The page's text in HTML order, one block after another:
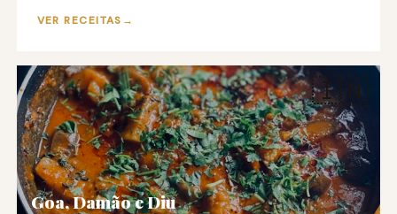
VER RECEITAS
🇮🇳
Goa, Damão e Diu